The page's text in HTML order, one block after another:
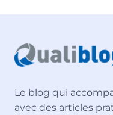
Le blog qui
avec des articles